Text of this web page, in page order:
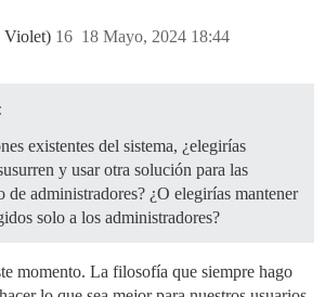
Violet) 18 Mayo, 2024 18:44
16
existentes del sistema, ¿elegirías
y usar otra solución para las
de administradores? ¿O elegirías mantener
solo a los administradores?
momento. La filosofía que siempre hago